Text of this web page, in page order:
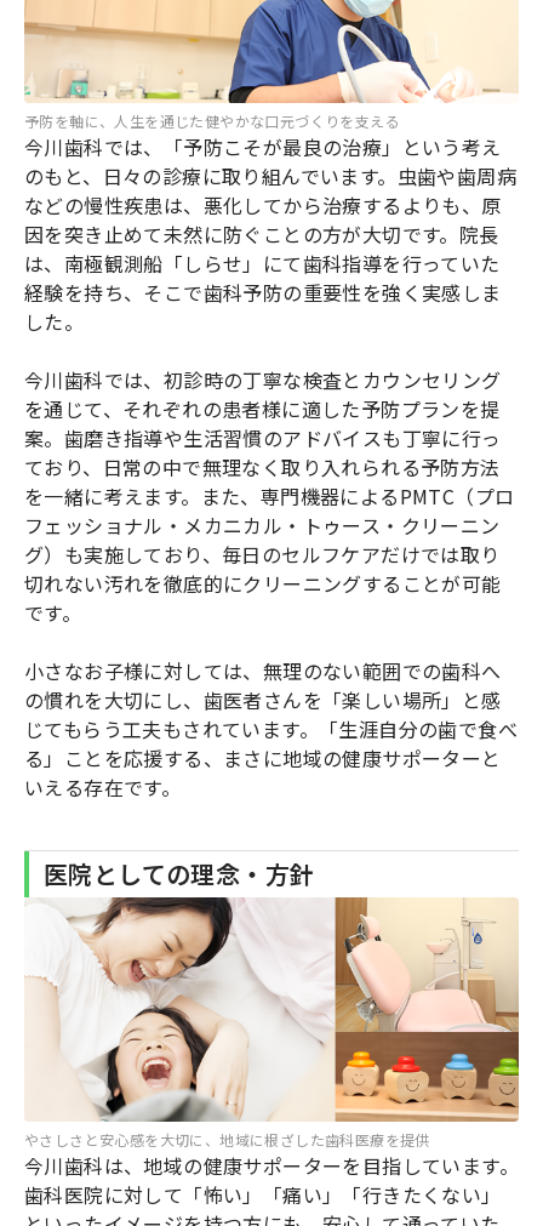
予防を軸に、人生を通じた健やかな口元づくりを支える
今川歯科では、「予防こそが最良の治療」という考え
のもと、日々の診療に取り組んでいます。虫歯や歯周病
などの慢性疾患は、悪化してから治療するよりも、原
因を突き止めて未然に防ぐことの方が大切です。院長
は、南極観測船「しらせ」にて歯科指導を行っていた
経験を持ち、そこで歯科予防の重要性を強く実感しま
した。
今川歯科では、初診時の丁寧な検査とカウンセリング
を通じて、それぞれの患者様に適した予防プランを提
案。歯磨き指導や生活習慣のアドバイスも丁寧に行っ
ており、日常の中で無理なく取り入れられる予防方法
を一緒に考えます。また、専門機器によるPMTC（プロ
フェッショナル・メカニカル・トゥース・クリーニン
グ）も実施しており、毎日のセルフケアだけでは取り
切れない汚れを徹底的にクリーニングすることが可能
です。
小さなお子様に対しては、無理のない範囲での歯科へ
の慣れを大切にし、歯医者さんを「楽しい場所」と感
じてもらう工夫もされています。「生涯自分の歯で食べ
る」ことを応援する、まさに地域の健康サポーターと
いえる存在です。
医院としての理念・方針
やさしさと安心感を大切に、地域に根ざした歯科医療を提供
今川歯科は、地域の健康サポーターを目指しています。
歯科医院に対して「怖い」「痛い」「行きたくない」